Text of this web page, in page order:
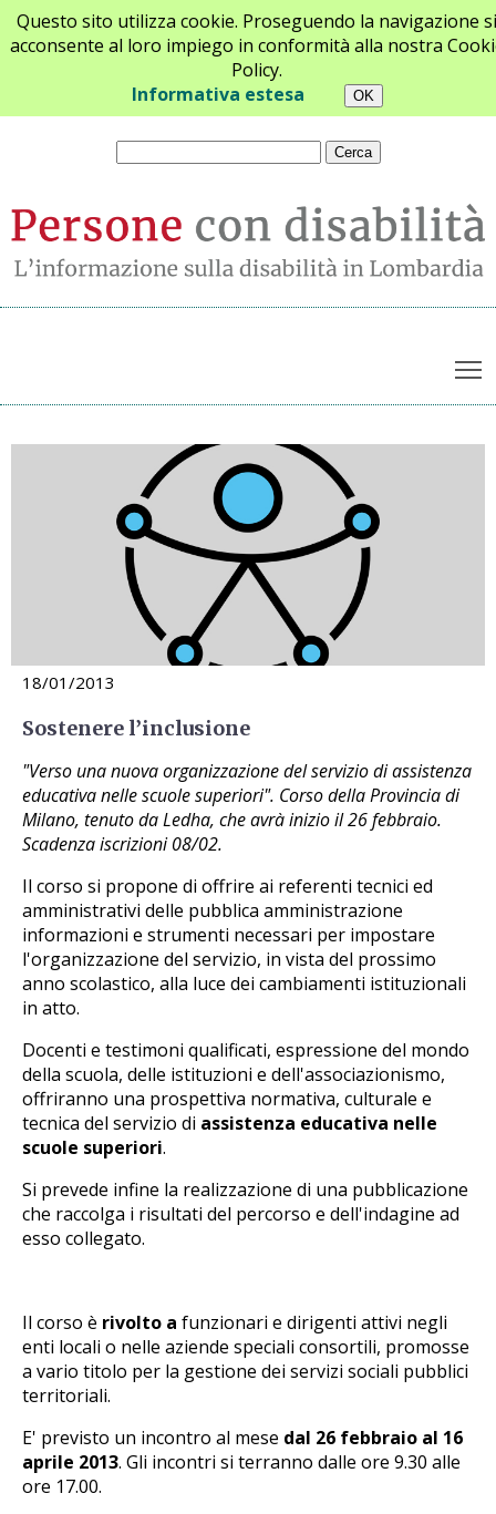
Questo sito utilizza cookie. Proseguendo la navigazione si
acconsente al loro impiego in conformità alla nostra
Policy.
Informativa estesa
Chi siamo Newsletter Contatti
Archivio notizie
18/01/2013
Sostenere l’inclusione
"Verso una nuova organizzazione del servizio di assistenza
educativa nelle scuole superiori". Corso della Provincia di
Milano, tenuto da Ledha, che avrà inizio il 26 febbraio.
Scadenza iscrizioni 08/02.
Il corso si propone di offrire ai referenti tecnici ed
amministrativi delle pubblica amministrazione
informazioni e strumenti necessari per impostare
l'organizzazione del servizio, in vista del prossimo
anno scolastico, alla luce dei cambiamenti istituzionali
in atto.
Docenti e testimoni qualificati, espressione del mondo
della scuola, delle istituzioni e dell'associazionismo,
offriranno una prospettiva normativa, culturale e
tecnica del servizio di assistenza educativa nelle
scuole superiori.
Si prevede infine la realizzazione di una pubblicazione
che raccolga i risultati del percorso e dell'indagine ad
esso collegato.
Il corso è rivolto a funzionari e dirigenti attivi negli
enti locali o nelle aziende speciali consortili, promosse
a vario titolo per la gestione dei servizi sociali pubblici
territoriali.
E' previsto un incontro al mese dal 26 febbraio al 16
aprile 2013. Gli incontri si terranno dalle ore 9.30 alle
ore 17.00.